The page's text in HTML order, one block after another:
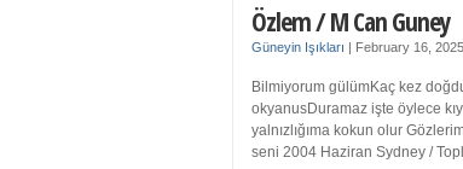
Özlem / M Can Guney
Güneyin Işıkları February 16, 2025
Bilmiyorum gülümKaç kez
okyanusDuramaz işte öylece
yalnızlığıma kokun olur
seni 2004 Haziran Sydney /